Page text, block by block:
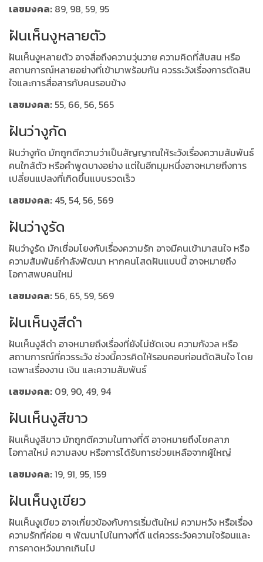
เลขมงคล: 89, 98, 59, 95
ฝันเห็นงูหลายตัว
ฝันเห็นงูหลายตัว อาจสื่อถึงความวุ่นวาย ความคิดที่สับสน หรือ
สถานการณ์หลายอย่างที่เข้ามาพร้อมกัน ควรระวังเรื่องการตัดสิน
ใจและการสื่อสารกับคนรอบข้าง
เลขมงคล: 55, 66, 56, 565
ฝันว่างูกัด
ฝันว่างูกัด มักถูกตีความว่าเป็นสัญญาณให้ระวังเรื่องความสัมพันธ์
คนใกล้ตัว หรือคำพูดบางอย่าง แต่ในอีกมุมหนึ่งอาจหมายถึงการ
เปลี่ยนแปลงที่เกิดขึ้นแบบรวดเร็ว
เลขมงคล: 45, 54, 56, 569
ฝันว่างูรัด
ฝันว่างูรัด มักเชื่อมโยงกับเรื่องความรัก อาจมีคนเข้ามาสนใจ หรือ
ความสัมพันธ์กำลังพัฒนา หากคนโสดฝันแบบนี้ อาจหมายถึง
โอกาสพบคนใหม่
เลขมงคล: 56, 65, 59, 569
ฝันเห็นงูสีดำ
ฝันเห็นงูสีดำ อาจหมายถึงเรื่องที่ยังไม่ชัดเจน ความกังวล หรือ
สถานการณ์ที่ควรระวัง ช่วงนี้ควรคิดให้รอบคอบก่อนตัดสินใจ โดย
เฉพาะเรื่องงาน เงิน และความสัมพันธ์
เลขมงคล: 09, 90, 49, 94
ฝันเห็นงูสีขาว
ฝันเห็นงูสีขาว มักถูกตีความในทางที่ดี อาจหมายถึงโชคลาภ
โอกาสใหม่ ความสงบ หรือการได้รับการช่วยเหลือจากผู้ใหญ่
เลขมงคล:19, 91, 95, 159
ฝันเห็นงูเขียว
ฝันเห็นงูเขียว อาจเกี่ยวข้องกับการเริ่มต้นใหม่ ความหวัง หรือเรื่อง
ความรักที่ค่อย ๆ พัฒนาไปในทางที่ดี แต่ควรระวังความใจร้อนและ
การคาดหวังมากเกินไป